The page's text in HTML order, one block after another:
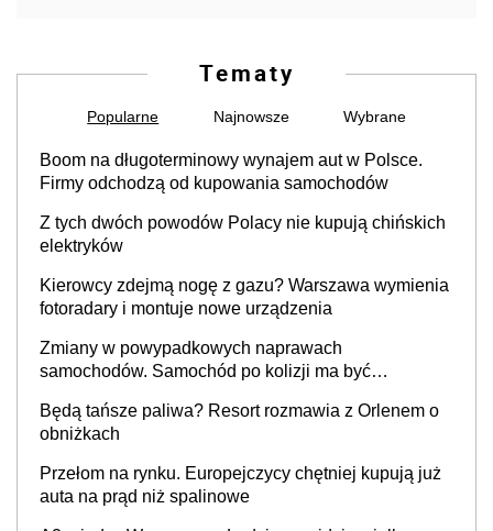
Tematy
Popularne Najnowsze Wybrane
Boom na długoterminowy wynajem aut w Polsce.
Firmy odchodzą od kupowania samochodów
Z tych dwóch powodów Polacy nie kupują chińskich
elektryków
Kierowcy zdejmą nogę z gazu? Warszawa wymienia
fotoradary i montuje nowe urządzenia
Zmiany w powypadkowych naprawach
samochodów. Samochód po kolizji ma być
producenta
Będą tańsze paliwa? Resort rozmawia z Orlenem o
obniżkach
Przełom na rynku. Europejczycy chętniej kupują już
auta na prąd niż spalinowe